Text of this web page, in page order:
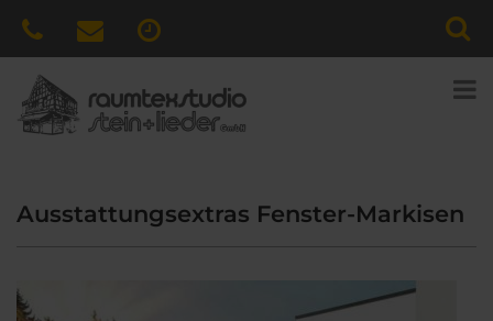
Ausstattungsextras Fenster-Markisen